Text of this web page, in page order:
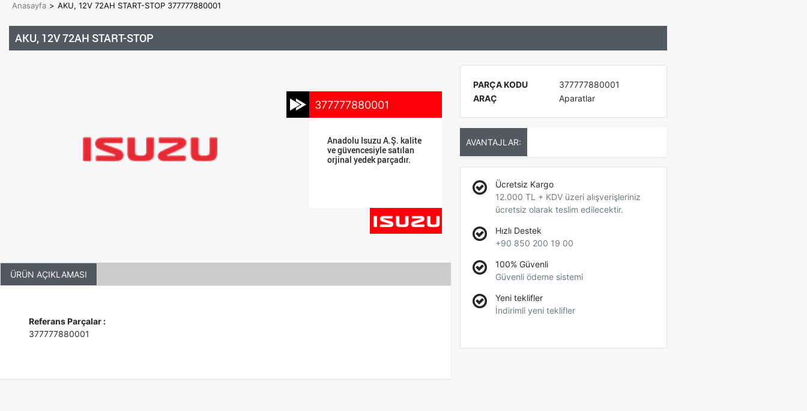
Anasayfa > AKU, 12V 72AH START-STOP 377777880001
AKU, 12V 72AH START-STOP
377777880001
Anadolu Isuzu A.Ş. kalite
ve güvencesiyle satılan
orjinal yedek parçadır.
ÜRÜN AÇIKLAMASI
Referans Parçalar :
377777880001
PARÇA KODU
377777880001
ARAÇ
Aparatlar
AVANTAJLAR:
Ücretsiz Kargo
12.000 TL + KDV üzeri alışverişleriniz
ücretsiz olarak teslim edilecektir.
Hızlı Destek
+90 850 200 19 00
100% Güvenli
Güvenli ödeme sistemi
Yeni teklifler
İndirimli yeni teklifler